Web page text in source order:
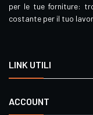
per le tue forniture:
costante per il tuo
LINK UTILI
ACCOUNT